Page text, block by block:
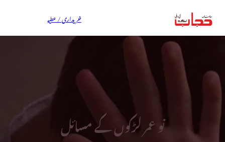
خریداری / عطیہ
نو عمر لڑکوں کے مسائل